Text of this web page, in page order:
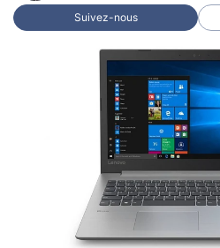
Suivez-nous